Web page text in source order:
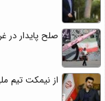
صلح پایدار در
از نیمکت تیم